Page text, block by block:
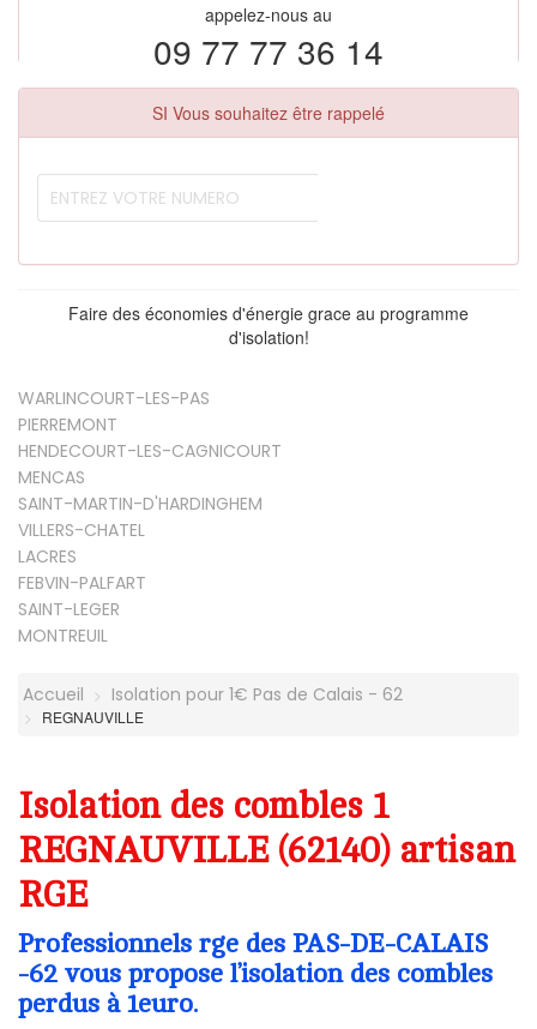
appelez-nous au
09 77 77 36 14
SI Vous souhaitez être rappelé
Faire des économies d'énergie grace au programme
d'isolation!
WARLINCOURT-LES-PAS
PIERREMONT
HENDECOURT-LES-CAGNICOURT
MENCAS
SAINT-MARTIN-D'HARDINGHEM
VILLERS-CHATEL
LACRES
FEBVIN-PALFART
SAINT-LEGER
MONTREUIL
Accueil Isolation pour 1€ Pas de Calais - 62
REGNAUVILLE
Isolation des combles 1
REGNAUVILLE (62140) artisan
RGE
Professionnels rge des PAS-DE-CALAIS
-62 vous propose l’isolation des combles
perdus à 1euro.